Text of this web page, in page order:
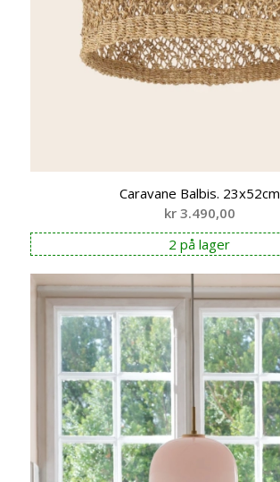
Caravane Balbis. 23x52cm
kr3.490,00
2 på lager